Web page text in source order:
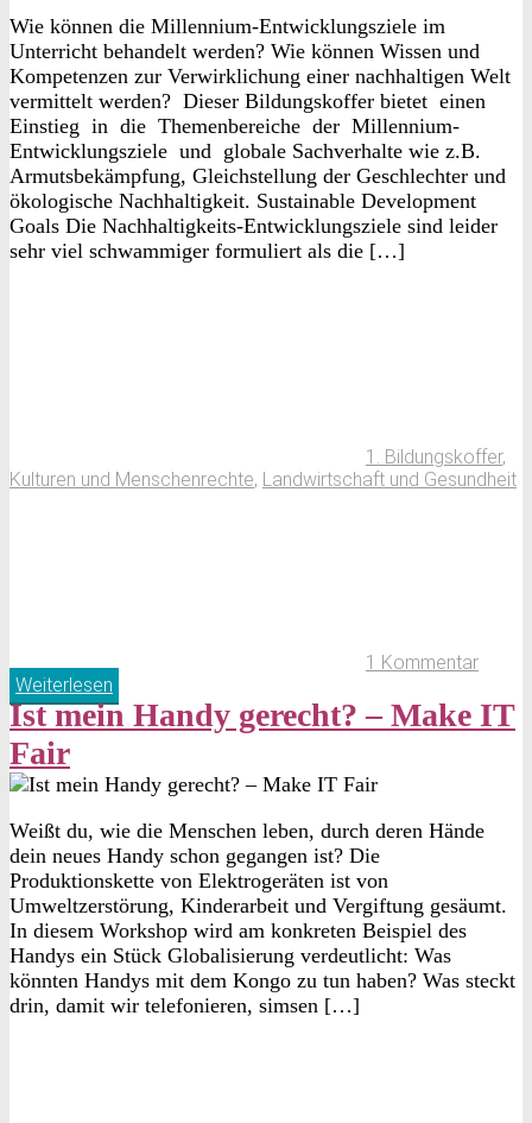
Wie können die Millennium-Entwicklungsziele im
Unterricht behandelt werden? Wie können Wissen und
Kompetenzen zur Verwirklichung einer nachhaltigen Welt
vermittelt werden? Dieser Bildungskoffer bietet einen
Einstieg in die Themenbereiche der Millennium-
Entwicklungsziele und globale Sachverhalte wie z.B.
Armutsbekämpfung, Gleichstellung der Geschlechter und
ökologische Nachhaltigkeit. Sustainable Development
Goals Die Nachhaltigkeits-Entwicklungsziele sind leider
sehr viel schwammiger formuliert als die […]
1. Bildungskoffer,
Kulturen und Menschenrechte, Landwirtschaft und Gesundheit
1 Kommentar
Weiterlesen
Ist mein Handy gerecht? – Make IT
Fair
Weißt du, wie die Menschen leben, durch deren Hände
dein neues Handy schon gegangen ist? Die
Produktionskette von Elektrogeräten ist von
Umweltzerstörung, Kinderarbeit und Vergiftung gesäumt.
In diesem Workshop wird am konkreten Beispiel des
Handys ein Stück Globalisierung verdeutlicht: Was
könnten Handys mit dem Kongo zu tun haben? Was steckt
drin, damit wir telefonieren, simsen […]